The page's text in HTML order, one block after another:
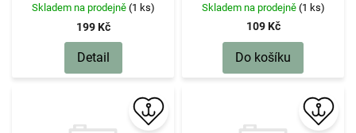
Skladem na prodejně (1 ks)
199 Kč
Detail
Skladem na prodejně (1 ks)
109 Kč
Do košíku